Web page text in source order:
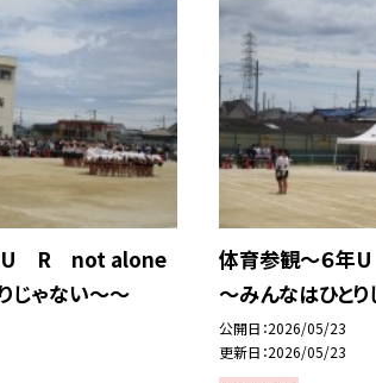
U R not alone
じゃない～～
体育参観～６
～みんなはひと
公開日 2026/05/23
更新日 2026/05/23